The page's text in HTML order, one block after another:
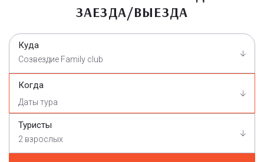
ЗАЕЗДА/ВЫЕЗДА
Куда
Созвездие Family club
Когда
Туристы
2 взрослых